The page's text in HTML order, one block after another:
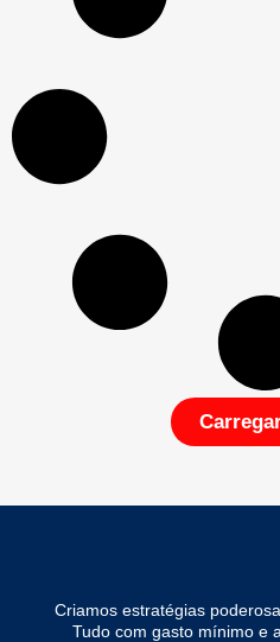
Criamos estratégias
Tudo com gasto mínimo e